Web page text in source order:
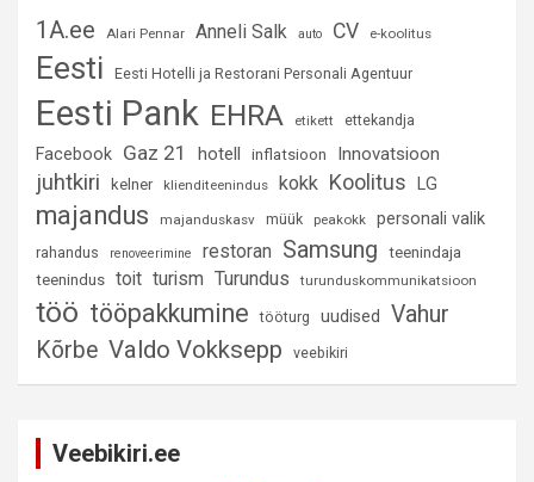
1A.ee
Alari Pennar Anneli Salk auto CV e-koolitus
Eesti Eesti Hotelli ja Restorani Personali Agentuur
Eesti Pank EHRA etikett ettekandja
Facebook Gaz 21 hotell inflatsioon Innovatsioon
juhtkiri kelner klienditeenindus kokk Koolitus LG
majandus majanduskasv müük peakokk personali valik
rahandus renoveerimine restoran Samsung
teenindaja
teenindus toit turism Turundus turunduskommunikatsioon
töö tööpakkumine tööturg uudised
Vahur
Kõrbe Valdo Vokksepp veebikiri
Veebikiri.ee